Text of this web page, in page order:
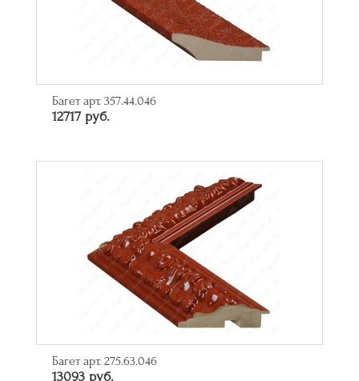
Багет арт. 357.44.046
12717 руб.
Багет арт. 275.63.046
13093 руб.